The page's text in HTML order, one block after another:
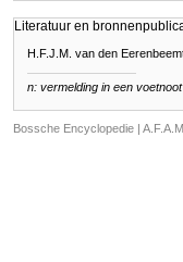
Literatuur en
H.F.J.M. van den
n: vermelding in een voetnoot
Bossche Encyclopedie |